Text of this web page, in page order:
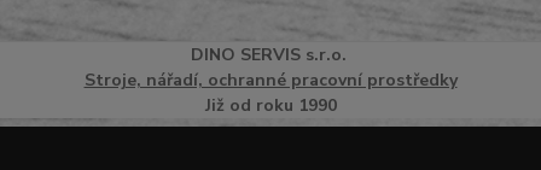
DINO SERVISs.r.o.
Stroje, nářadí, ochranné pracovní prostředky
Již od roku 1990